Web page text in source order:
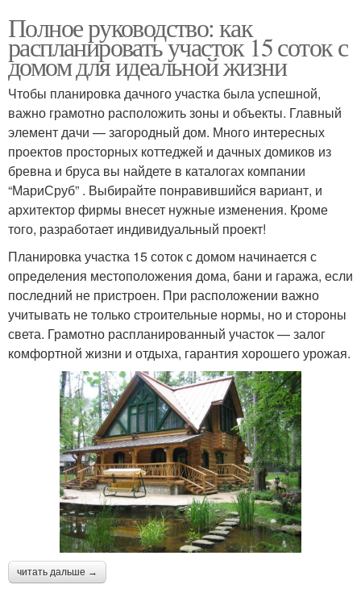
Полное руководство: как
распланировать участок 15 соток с
домом для идеальной жизни
Чтобы планировка дачного участка была успешной,
важно грамотно расположить зоны и объекты. Главный
элемент дачи — загородный дом. Много интересных
проектов просторных коттеджей и дачных домиков из
бревна и бруса вы найдете в каталогах компании
“МариСруб” . Выбирайте понравившийся вариант, и
архитектор фирмы внесет нужные изменения. Кроме
того, разработает индивидуальный проект!
Планировка участка 15 соток с домом начинается с
определения местоположения дома, бани и гаража, если
последний не пристроен. При расположении важно
учитывать не только строительные нормы, но и стороны
света. Грамотно распланированный участок — залог
комфортной жизни и отдыха, гарантия хорошего урожая.
читать дальше →